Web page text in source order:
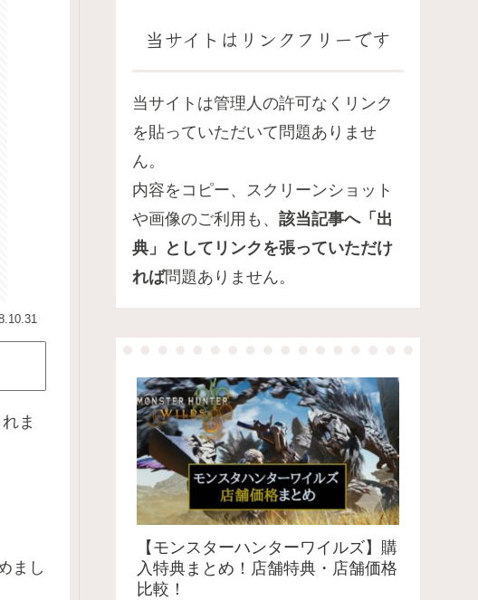
ま
まし
当サイトはリンクフリーです
当サイトは管理人の許可なくリンク
を貼っていただいて問題ありませ
ん。
内容をコピー、スクリーンショット
や画像のご利用も、 該当記事へ「出
典」としてリンクを張っていただけ
れば問題ありません。
【モンスターハンターワイルズ】購
入特典まとめ！店舗特典・店舗価格
比較！